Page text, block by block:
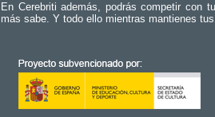
En Cerebriti además, podrás competir con
más sabe. Y todo ello mientras mantienes